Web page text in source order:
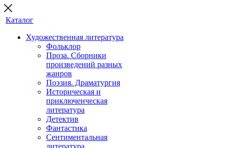
Каталог
Художественная литература
Фольклор
Проза. Сборники
произведений разных
жанров
Поэзия. Драматургия
Историческая и
приключенческая
литература
Детектив
Фантастика
Сентиментальная
литература